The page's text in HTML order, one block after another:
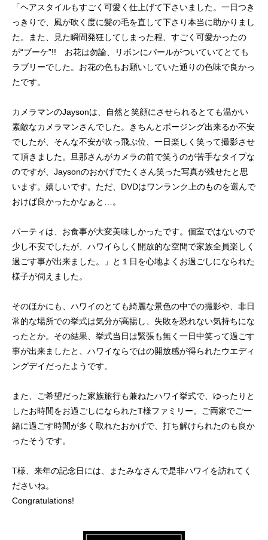
「ヘアスタイルもすごく可愛く仕上げて下さいました。一日つき
っきりで、風が吹く度に髪の毛を直して下さり本当に助かりまし
た。また、見た瞬間発狂してしまった程、すごく可愛かったの
が“ブーケ”!! お花は勿論、リボンにパールがついていてとても
ラブリーでした。お花の色もお願いしていた通りの色味で良かっ
たです。
カメラマンのJaysonは、自然と笑顔にさせられるとても温かい
素敵なカメラマンさんでした。きちんとポージング出来るか不安
でしたが、そんな不安が吹っ飛ぶ位、一日楽しく笑って撮影させ
て頂きました。旦那さんがカメラの前で笑うのが苦手なタイプな
のですが、Jaysonのおかげでたくさん笑った写真が残せたと思
います。嬉しいです。ただ、DVDはワンランク上のものを選んで
おけば良かったかなぁと…。
パーティは、お食事が大変美味しかったです。個室ではないので
少し不安でしたが、ハワイらしく開放的な空間で家族全員楽しく
過ごす事が出来ました。」と１日を心地よくお過ごしになられた
様子が伺えました。
そのほかにも、ハワイのとても綺麗な景色の中での撮影や、非日
常的な場所での挙式は気分が高揚し、失敗を恐れない気持ちにな
ったとか。その結果、挙式当日は緊張も無く一日中笑って過ごす
事が出来ましたと、ハワイならではの開放感が得られたウエディ
ングデイだったようです。
また、ご希望だった家族旅行も兼ねたハワイ挙式で、ゆったりと
したお時間をお過ごしになられたT様ファミリー。ご両家でご一
緒に過ごす時間が多く取れたおかげで、打ち解けられたのも良か
ったそうです。
T様、来年の記念日には、またみなさんで是非ハワイを訪れてく
ださいね。
Congratulations!